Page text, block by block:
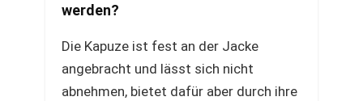
werden?
Die Kapuze ist fest an der Jacke
angebracht und lässt sich nicht
abnehmen, bietet dafür aber durch ihre